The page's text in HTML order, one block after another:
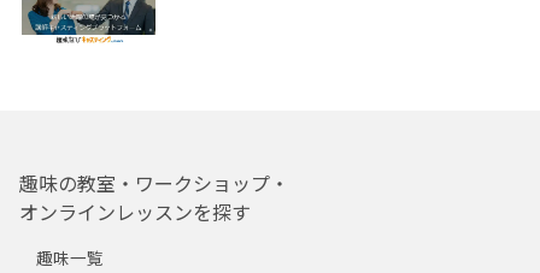
趣味の教室・ワークショップ・
オンラインレッスンを探す
趣味一覧